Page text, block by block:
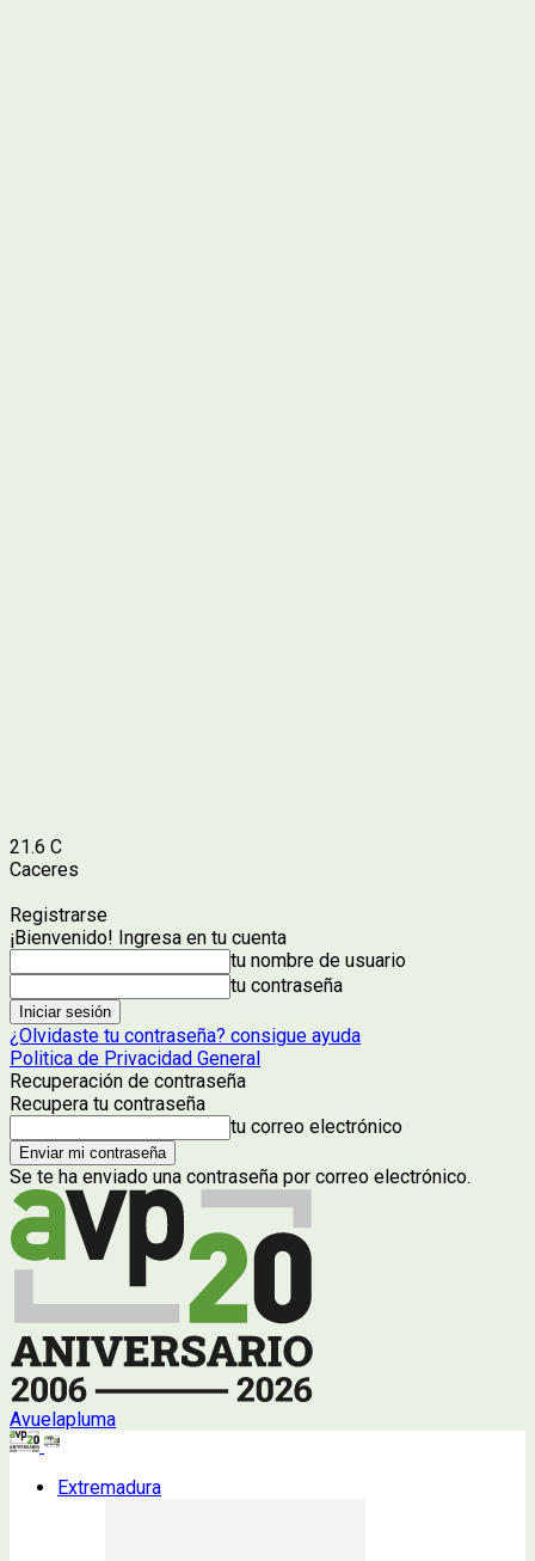
21.6 C
Caceres
Registrarse
¡Bienvenido! Ingresa en tu cuenta
tu nombre de usuario
tu contraseña
¿Olvidaste tu contraseña? consigue ayuda
Politica de Privacidad General
Recuperación de contraseña
Recupera tu contraseña
tu correo electrónico
Se te ha enviado una contraseña por correo electrónico.
Avuelapluma
Extremadura